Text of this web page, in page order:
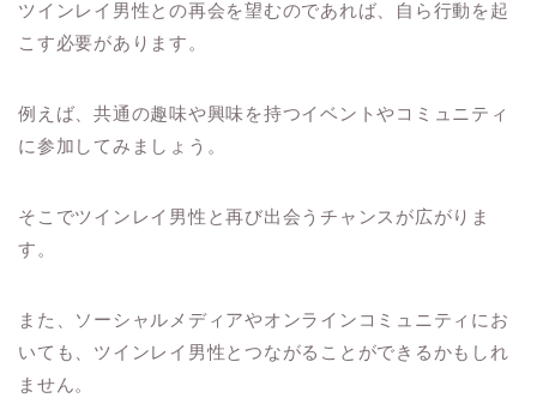
ツインレイ男性との再会を望むのであれば、自ら行動を起
こす必要があります。
例えば、共通の趣味や興味を持つイベントやコミュニティ
に参加してみましょう。
そこでツインレイ男性と再び出会うチャンスが広がりま
す。
また、ソーシャルメディアやオンラインコミュニティにお
いても、ツインレイ男性とつながることができるかもしれ
ません。